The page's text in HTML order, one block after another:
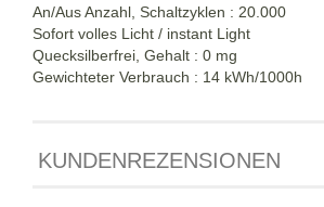
An/Aus Anzahl, Schaltzyklen : 20.000
Sofort volles Licht / instant Light
Quecksilberfrei, Gehalt : 0 mg
Gewichteter Verbrauch : 14 kWh/1000h
KUNDENREZENSIONEN